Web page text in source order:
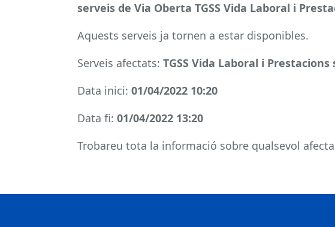
serveis de Via Oberta TGSS Vida Laboral i
Aquests serveis ja tornen a estar disponibles.
Serveis afectats: TGSS Vida Laboral i
Data inici: 01/04/2022 10:20
Data fi: 01/04/2022 13:20
Trobareu tota la informació sobre qualsevol